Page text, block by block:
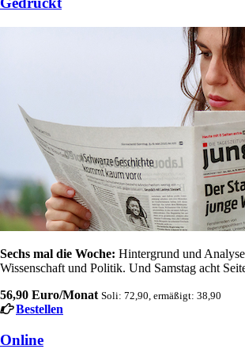
Sechs mal die Woche: Hintergrund und
Wissenschaft und Politik. Und Samstag acht
56,90 Euro/Monat Soli: 72,90, ermäßigt: 38,90
Bestellen
Online